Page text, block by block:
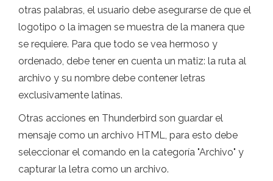
otras palabras, el usuario debe asegurarse de que el
logotipo o la imagen se muestra de la manera que
se requiere. Para que todo se vea hermoso y
ordenado, debe tener en cuenta un matiz: la ruta al
archivo y su nombre debe contener letras
exclusivamente latinas.
Otras acciones en Thunderbird son guardar el
mensaje como un archivo HTML, para esto debe
seleccionar el comando en la categoría "Archivo" y
capturar la letra como un archivo.